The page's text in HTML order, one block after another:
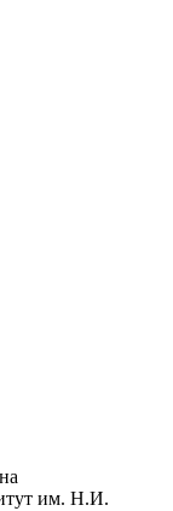
им. Н.И.